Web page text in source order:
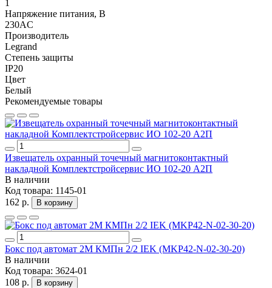
1
Напряжение питания, В
230AC
Производитель
Legrand
Степень защиты
IP20
Цвет
Белый
Рекомендуемые товары
Извещатель охранный точечный магнитоконтактный
накладной Комплектстройсервис ИО 102-20 А2П
В наличии
Код товара: 1145-01
162 р.
В корзину
Бокс под автомат 2М КМПн 2/2 IEK (MKP42-N-02-30-20)
В наличии
Код товара: 3624-01
108 р.
В корзину